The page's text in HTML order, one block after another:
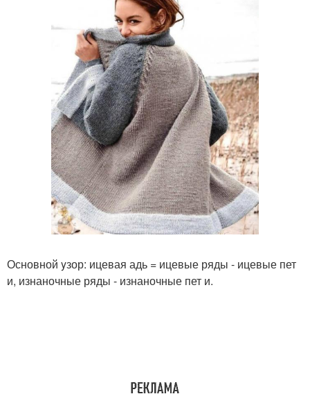
Основной yзор: ицевая адь = ицевые ряды - ицевые пет
и, изнаночные ряды - изнаночные пет и.